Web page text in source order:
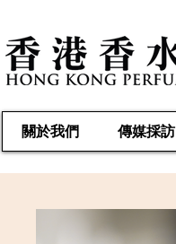
關於我們 傳媒採訪